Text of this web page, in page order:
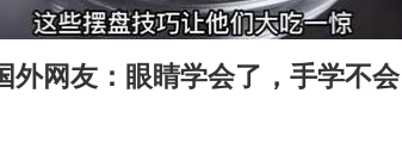
张本智和
蓝色预警
外网友：眼睛学会了，手学不会